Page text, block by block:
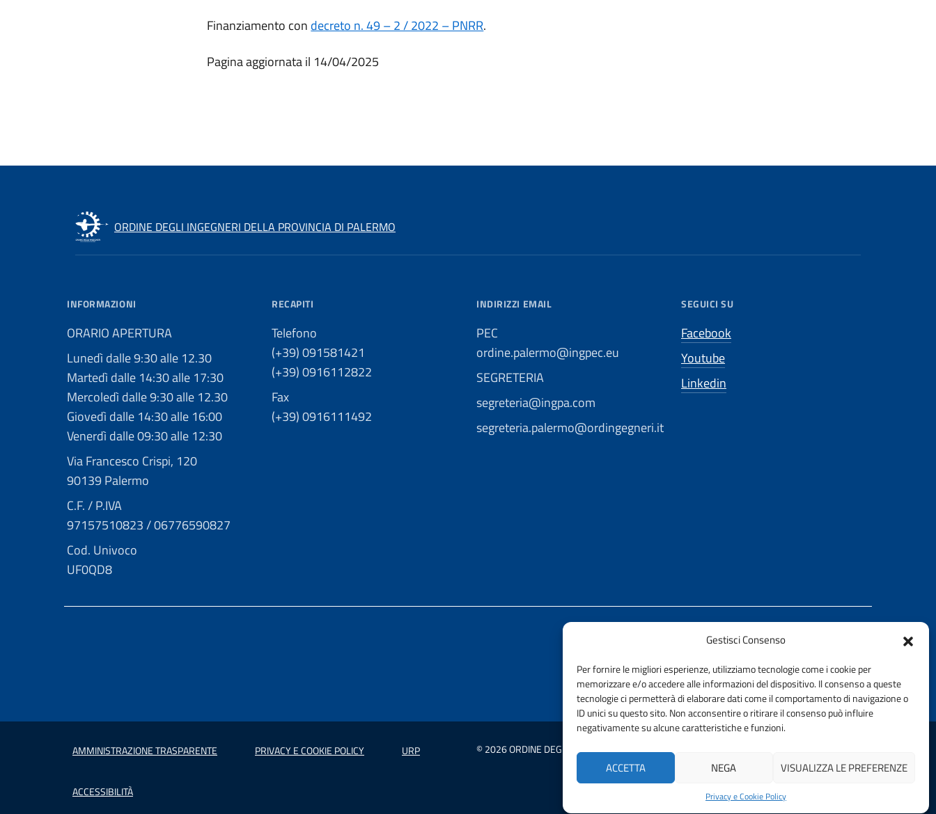
Gestisci Consenso
Per fornire le migliori esperienze, utilizziamo tecnologie come i cookie per
memorizzare e/o accedere alle informazioni del dispositivo. Il consenso a queste
tecnologie ci permetterà di elaborare dati come il comportamento di navigazione o
ID unici su questo sito. Non acconsentire o ritirare il consenso può influire
negativamente su alcune caratteristiche e funzioni.
ACCETTA NEGA VISUALIZZA LE PREFERENZE
Privacy e Cookie Policy
Finanziamento condecreto n. 49 – 2 / 2022 – PNRR.
Pagina aggiornata il 14/04/2025
ORDINE DEGLI INGEGNERI DELLA PROVINCIA DI PALERMO
INFORMAZIONI
ORARIO APERTURA
Lunedì dalle 9:30 alle 12.30
Martedì dalle 14:30 alle 17:30
Mercoledì dalle 9:30 alle 12.30
Giovedì dalle 14:30 alle 16:00
Venerdì dalle 09:30 alle 12:30
Via Francesco Crispi, 120
90139 Palermo
C.F. / P.IVA
97157510823 / 06776590827
Cod. Univoco
UF0QD8
RECAPITI
Telefono
(+39) 091581421
(+39) 0916112822
Fax
(+39) 0916111492
INDIRIZZI EMAIL
PEC
ordine.palermo@ingpec.eu
SEGRETERIA
segreteria@ingpa.com
segreteria.palermo@ordingegneri.it
SEGUICI SU
Facebook
Youtube
Linkedin
REALIZZATO CON LA COLLABORAZIONE DI
Ing. Aurelio Buglino
AMMINISTRAZIONE TRASPARENTE PRIVACY E COOKIE POLICY URP
ACCESSIBILITÀ
© 2026 ORDINE DEGLI INGEGNERI DELLA PROVINCIA DI PALERMO | FONDAZIONE CNI